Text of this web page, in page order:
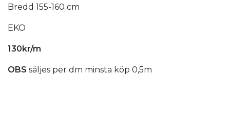
Bredd 155-160 cm
EKO
130kr/m
OBS säljes per dm minsta köp 0,5m